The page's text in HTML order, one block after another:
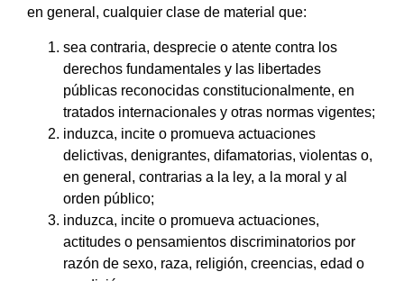
en general, cualquier clase de material que:
sea contraria, desprecie o atente contra los
derechos fundamentales y las libertades
públicas reconocidas constitucionalmente, en
tratados internacionales y otras normas vigentes;
induzca, incite o promueva actuaciones
delictivas, denigrantes, difamatorias, violentas o,
en general, contrarias a la ley, a la moral y al
orden público;
induzca, incite o promueva actuaciones,
actitudes o pensamientos discriminatorios por
razón de sexo, raza, religión, creencias, edad o